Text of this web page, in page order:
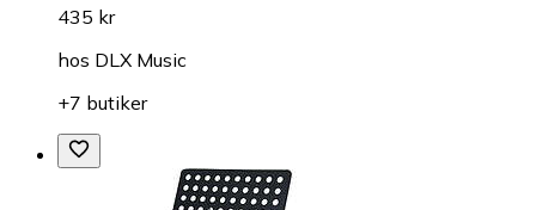
435 kr
hos DLX Music
+7 butiker